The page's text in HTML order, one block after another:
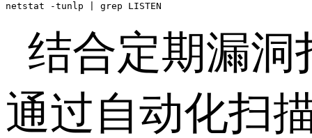
netstat -tunlp | grep LISTEN
结合定期漏洞
通过自动化扫